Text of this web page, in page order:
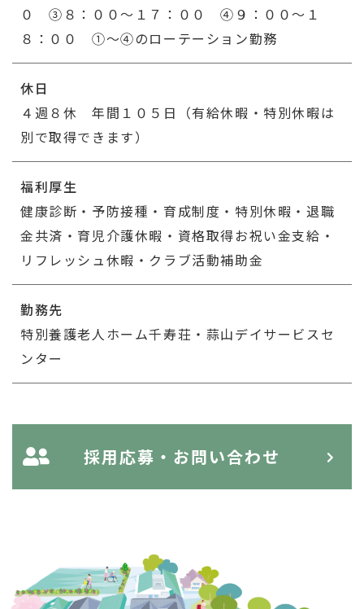
０ ③８：００～１７：００ ④９：００～１
８：００ ①～④のローテーション勤務
休日
４週８休 年間１０５日（有給休暇・特別休暇は
別で取得できます）
福利厚生
健康診断・予防接種・育成制度・特別休暇・退職
金共済・育児介護休暇・資格取得お祝い金支給・
リフレッシュ休暇・クラブ活動補助金
勤務先
特別養護老人ホーム千寿荘・蒜山デイサービスセ
ンター
採用応募・お問い合わせ